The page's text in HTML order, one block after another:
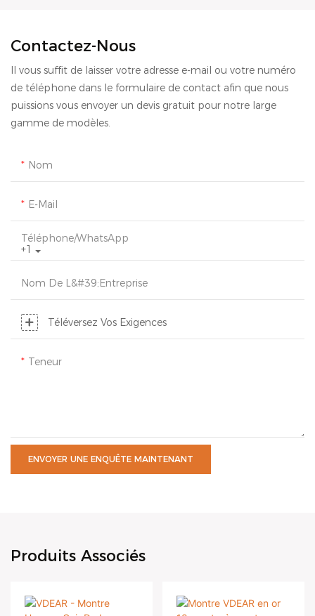
Contactez-Nous
Il vous suffit de laisser votre adresse e-mail ou votre numéro
de téléphone dans le formulaire de contact afin que nous
puissions vous envoyer un devis gratuit pour notre large
gamme de modèles.
Nom
E-Mail
+1
Téléphone/WhatsApp
Nom De L&#39;entreprise
Téléversez Vos Exigences
Teneur
ENVOYER UNE ENQUÊTE MAINTENANT
Produits Associés